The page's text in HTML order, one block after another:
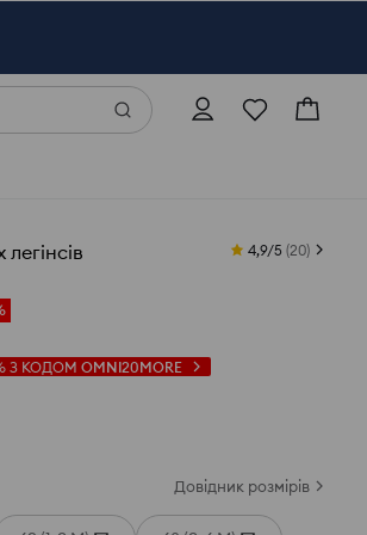
4,9/5 (20)
З КОДОМ OMNI20MORE
Довідник розмірів